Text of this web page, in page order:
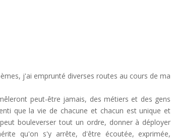
j'ai emprunté diverses routes au cours de ma
peut-être jamais, des métiers et des gens
que la vie de chacune et chacun est unique et
bouleverser tout un ordre, donner à déployer
qu'on s'y arrête, d'être écoutée, exprimée,